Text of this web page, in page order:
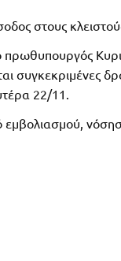
στους
πρωθυπουργός
συγκεκριμένες
22/11.
εμβολιασμού,